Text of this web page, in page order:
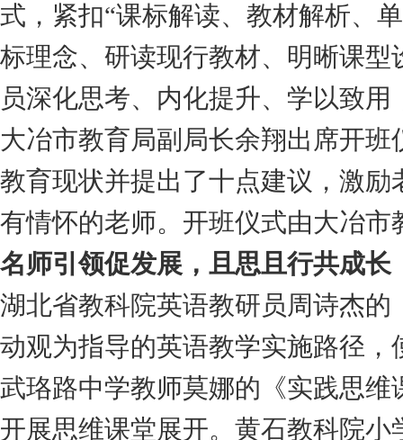
式，紧扣“课标解读、教材解析、
标理念、研读现行教材、明晰课
员深化思考、内化提升、学以致
大冶市教育局副局长余翔出席开
教育现状并提出了十点建议，激
有情怀的老师。开班仪式由大冶
名师引领促发展，且思且行共成长
湖北省教科院英语教研员周诗杰
动观为指导的英语教学实施路径
武珞路中学教师莫娜的《实践思
开展思维课堂展开。黄石教科院